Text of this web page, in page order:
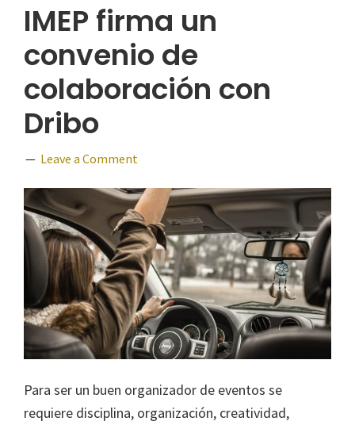
IMEP firma un
convenio de
colaboración con
Dribo
Leave a Comment
Para ser un buen organizador de eventos se
requiere disciplina, organización, creatividad,